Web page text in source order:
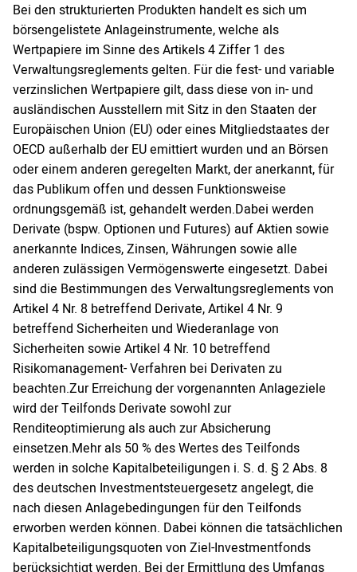
Bei den strukturierten Produkten handelt es sich um
börsengelistete Anlageinstrumente, welche als
Wertpapiere im Sinne des Artikels 4 Ziffer 1 des
Verwaltungsreglements gelten. Für die fest- und variable
verzinslichen Wertpapiere gilt, dass diese von in- und
ausländischen Ausstellern mit Sitz in den Staaten der
Europäischen Union (EU) oder eines Mitgliedstaates der
OECD außerhalb der EU emittiert wurden und an Börsen
oder einem anderen geregelten Markt, der anerkannt, für
das Publikum offen und dessen Funktionsweise
ordnungsgemäß ist, gehandelt werden.Dabei werden
Derivate (bspw. Optionen und Futures) auf Aktien sowie
anerkannte Indices, Zinsen, Währungen sowie alle
anderen zulässigen Vermögenswerte eingesetzt. Dabei
sind die Bestimmungen des Verwaltungsreglements von
Artikel 4 Nr. 8 betreffend Derivate, Artikel 4 Nr. 9
betreffend Sicherheiten und Wiederanlage von
Sicherheiten sowie Artikel 4 Nr. 10 betreffend
Risikomanagement- Verfahren bei Derivaten zu
beachten.Zur Erreichung der vorgenannten Anlageziele
wird der Teilfonds Derivate sowohl zur
Renditeoptimierung als auch zur Absicherung
einsetzen.Mehr als 50 % des Wertes des Teilfonds
werden in solche Kapitalbeteiligungen i. S. d. § 2 Abs. 8
des deutschen Investmentsteuergesetz angelegt, die
nach diesen Anlagebedingungen für den Teilfonds
erworben werden können. Dabei können die tatsächlichen
Kapitalbeteiligungsquoten von Ziel-Investmentfonds